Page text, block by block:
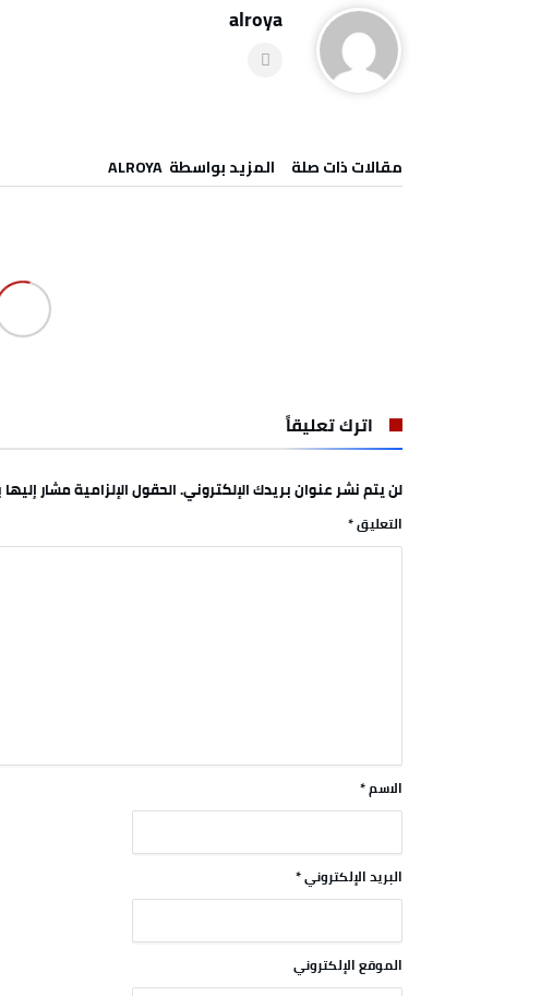
alroya
‫مقالات ذات صلة‬ ‫‫المزيد بواسطة‬ ‬ ALROYA
اترك تعليقاً
لن يتم نشر عنوان بريدك الإلكتروني.الحقول الإلزامية مشار إليها
التعليق*
الاسم*
البريد الإلكتروني*
الموقع الإلكتروني